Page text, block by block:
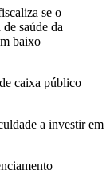
se o
saúde da
baixo
caixa público
a investir em